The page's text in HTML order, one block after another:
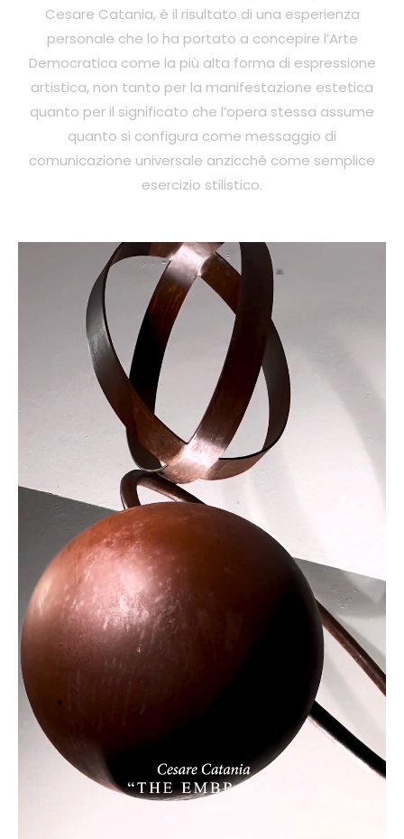
Cesare Catania, è il risultato di una esperienza
personale che lo ha portato a concepire l’Arte
Democratica come la più alta forma di espressione
artistica, non tanto per la manifestazione estetica
quanto per il significato che l’opera stessa assume
quanto si configura come messaggio di
comunicazione universale anzicchè come semplice
esercizio stilistico.